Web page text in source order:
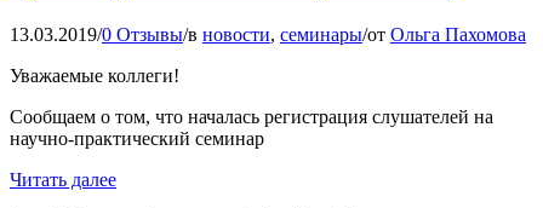
13.03.2019/0 Отзывы/в новости, семинары/от Ольга Пахомова
Уважаемые коллеги!
Сообщаем о том, что началась регистрация слушателей на
научно-практический семинар
Читать далее